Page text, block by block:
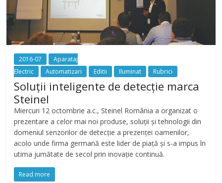
2016-07
Aparataj
Electric
Automatizari Editii Iluminat Rubrici
Soluții inteligente de detecție marca
Steinel
Miercuri 12 octombrie a.c., Steinel România a organizat o
prezentare a celor mai noi produse, soluții și tehnologii din
domeniul senzorilor de detecție a prezenței oamenilor,
acolo unde firma germană este lider de piață și s-a impus în
utima jumătate de secol prin inovație continuă.
Read more